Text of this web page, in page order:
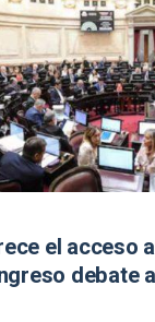
el acceso
debate